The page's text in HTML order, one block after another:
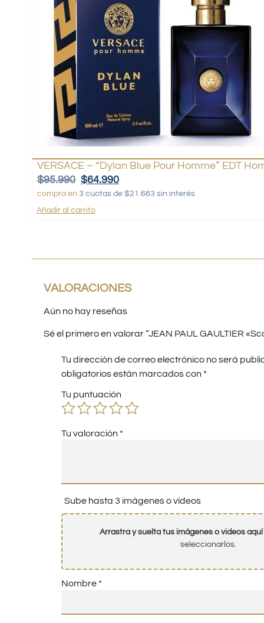
VERSACE – “Dylan Blue Pour Homme” EDT
$95.990 $64.990
compra en 3 cuotas de $21.663 sin interés
Añadir al carrito
VALORACIONES
Aún no hay reseñas
Sé el primero en valorar “JEAN PAUL GAULTIER
Tu dirección de correo electrónico no será
obligatorios están marcados con *
Tu puntuación
Tu valoración *
Sube hasta 3 imágenes o vídeos
Arrastra y suelta tus imágenes o videos aquí
seleccionarlos.
Nombre *